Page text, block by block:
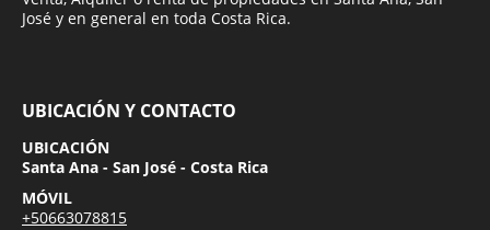
José y en general en toda Costa Rica.
UBICACIÓN Y CONTACTO
UBICACIÓN
Santa Ana - San José - Costa Rica
MÓVIL
+50663078815